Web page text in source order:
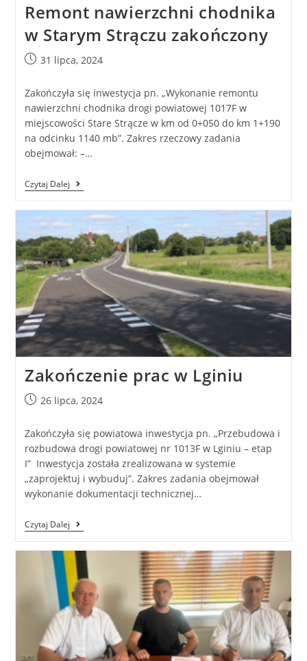
Remont nawierzchni chodnika
w Starym Strączu zakończony
31 lipca, 2024
Zakończyła się inwestycja pn. „Wykonanie remontu
nawierzchni chodnika drogi powiatowej 1017F w
miejscowości Stare Strącze w km od 0+050 do km 1+190
na odcinku 1140 mb”. Zakres rzeczowy zadania
obejmował: –…
Czytaj Dalej
Zakończenie prac w Lginiu
26 lipca, 2024
Zakończyła się powiatowa inwestycja pn. „Przebudowa i
rozbudowa drogi powiatowej nr 1013F w Lginiu – etap
I” Inwestycja została zrealizowana w systemie
„zaprojektuj i wybuduj”. Zakres zadania obejmował
wykonanie dokumentacji technicznej…
Czytaj Dalej